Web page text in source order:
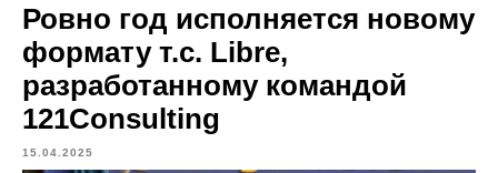
Ровно год исполняется новому
формату т.с. Libre,
разработанному командой
121Consulting
15.04.2025